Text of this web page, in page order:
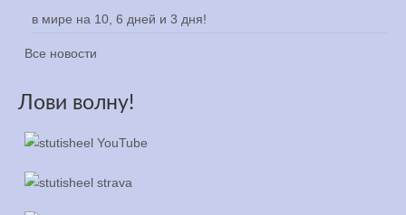
в мире на 10, 6 дней и 3 дня!
Все новости
Лови волну!